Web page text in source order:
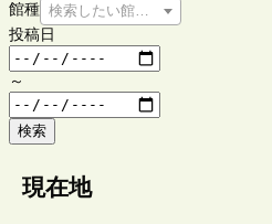
館種 検索したい館種を選択してください
投稿日
～
検索
現在地